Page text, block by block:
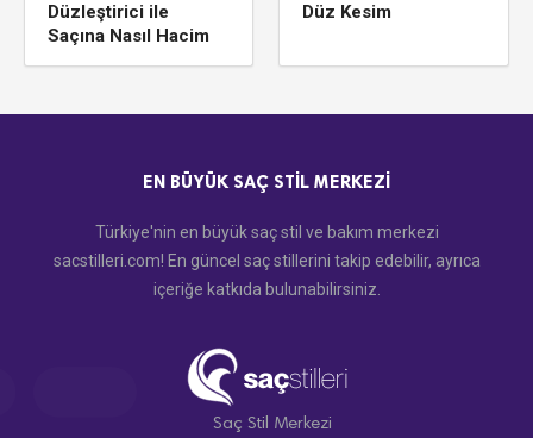
Düzleştirici ile
Saçına Nasıl Hacim
Düz Kesim
EN BÜYÜK SAÇ STIL MERKEZI
Türkiye'nin en büyük saç stil ve bakım merkezi
sacstilleri.com! En güncel saç stillerini takip edebilir, ayrıca
içeriğe katkıda bulunabilirsiniz.
Saç Stil Merkezi